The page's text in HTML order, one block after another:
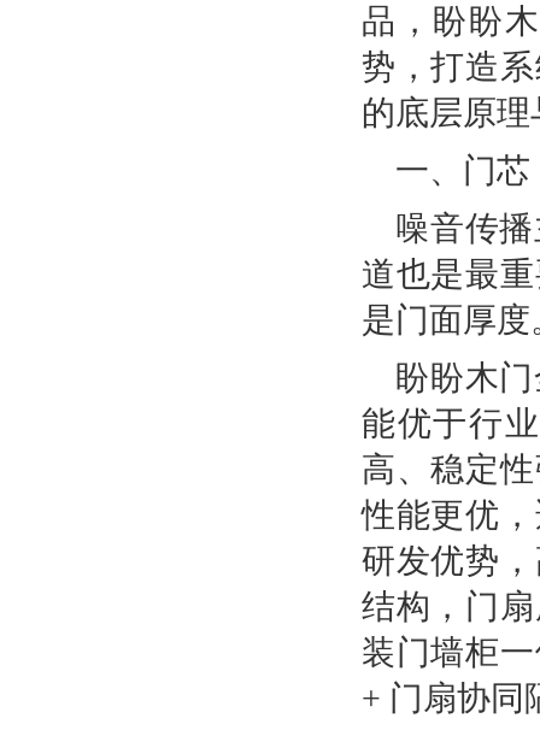
品，盼盼
势，打造
的底层原
一、门
噪音传
道也是最
是门面厚度
盼盼木
能优于行
高、稳定
性能更优
研发优势
结构，门
装门墙柜
+ 门扇协同